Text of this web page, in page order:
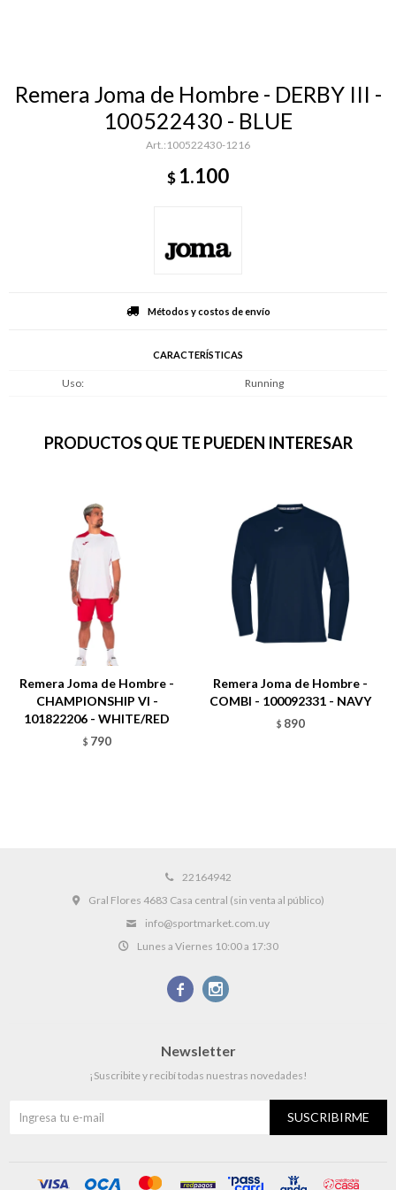
Remera Joma de Hombre - DERBY III -
100522430 - BLUE
100522430-1216
$ 1.100
Métodos y costos de envío
CARACTERÍSTICAS
Uso Running
PRODUCTOS QUE TE PUEDEN INTERESAR
Remera Joma de Hombre -
CHAMPIONSHIP VI -
101822206 - WHITE/RED
$ 790
Remera Joma de Hombre -
COMBI - 100092331 - NAVY
$ 890
22164942
Gral Flores 4683 Casa central (sin venta al público)
info@sportmarket.com.uy
Lunes a Viernes 10:00 a 17:30
 
Newsletter
¡Suscribite y recibí todas nuestras novedades!
SUSCRIBIRME